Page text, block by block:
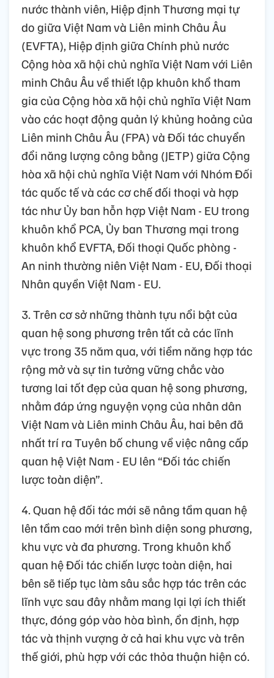
nước thành viên, Hiệp định Thương mại tự
do giữa Việt Nam và Liên minh Châu Âu
(EVFTA), Hiệp định giữa Chính phủ nước
Cộng hòa xã hội chủ nghĩa Việt Nam với Liên
minh Châu Âu về thiết lập khuôn khổ tham
gia của Cộng hòa xã hội chủ nghĩa Việt Nam
vào các hoạt động quản lý khủng hoảng của
Liên minh Châu Âu (FPA) và Đối tác chuyển
đổi năng lượng công bằng (JETP) giữa Cộng
hòa xã hội chủ nghĩa Việt Nam với Nhóm Đối
tác quốc tế và các cơ chế đối thoại và hợp
tác như Ủy ban hỗn hợp Việt Nam - EU trong
khuôn khổ PCA, Ủy ban Thương mại trong
khuôn khổ EVFTA, Đối thoại Quốc phòng -
An ninh thường niên Việt Nam - EU, Đối thoại
Nhân quyền Việt Nam - EU.
3. Trên cơ sở những thành tựu nổi bật của
quan hệ song phương trên tất cả các lĩnh
vực trong 35 năm qua, với tiềm năng hợp tác
rộng mở và sự tin tưởng vững chắc vào
tương lai tốt đẹp của quan hệ song phương,
nhằm đáp ứng nguyện vọng của nhân dân
Việt Nam và Liên minh Châu Âu, hai bên đã
nhất trí ra Tuyên bố chung về việc nâng cấp
quan hệ Việt Nam - EU lên “Đối tác chiến
lược toàn diện”.
4. Quan hệ đối tác mới sẽ nâng tầm quan hệ
lên tầm cao mới trên bình diện song phương,
khu vực và đa phương. Trong khuôn khổ
quan hệ Đối tác chiến lược toàn diện, hai
bên sẽ tiếp tục làm sâu sắc hợp tác trên các
lĩnh vực sau đây nhằm mang lại lợi ích thiết
thực, đóng góp vào hòa bình, ổn định, hợp
tác và thịnh vượng ở cả hai khu vực và trên
thế giới, phù hợp với các thỏa thuận hiện có.